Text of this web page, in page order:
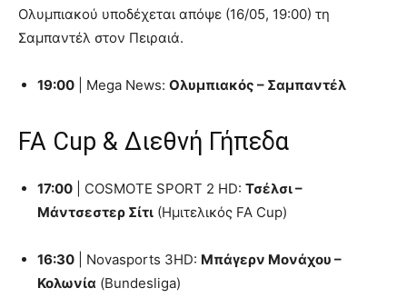
Ολυμπιακού υποδέχεται απόψε (16/05, 19:00) τη
Σαμπαντέλ στον Πειραιά.
19:00 | Mega News: Ολυμπιακός – Σαμπαντέλ
FA Cup & Διεθνή Γήπεδα
17:00 | COSMOTE SPORT 2 HD: Τσέλσι –
Μάντσεστερ Σίτι (Ημιτελικός FA Cup)
16:30 | Novasports 3HD: Μπάγερν Μονάχου –
Κολωνία (Bundesliga)